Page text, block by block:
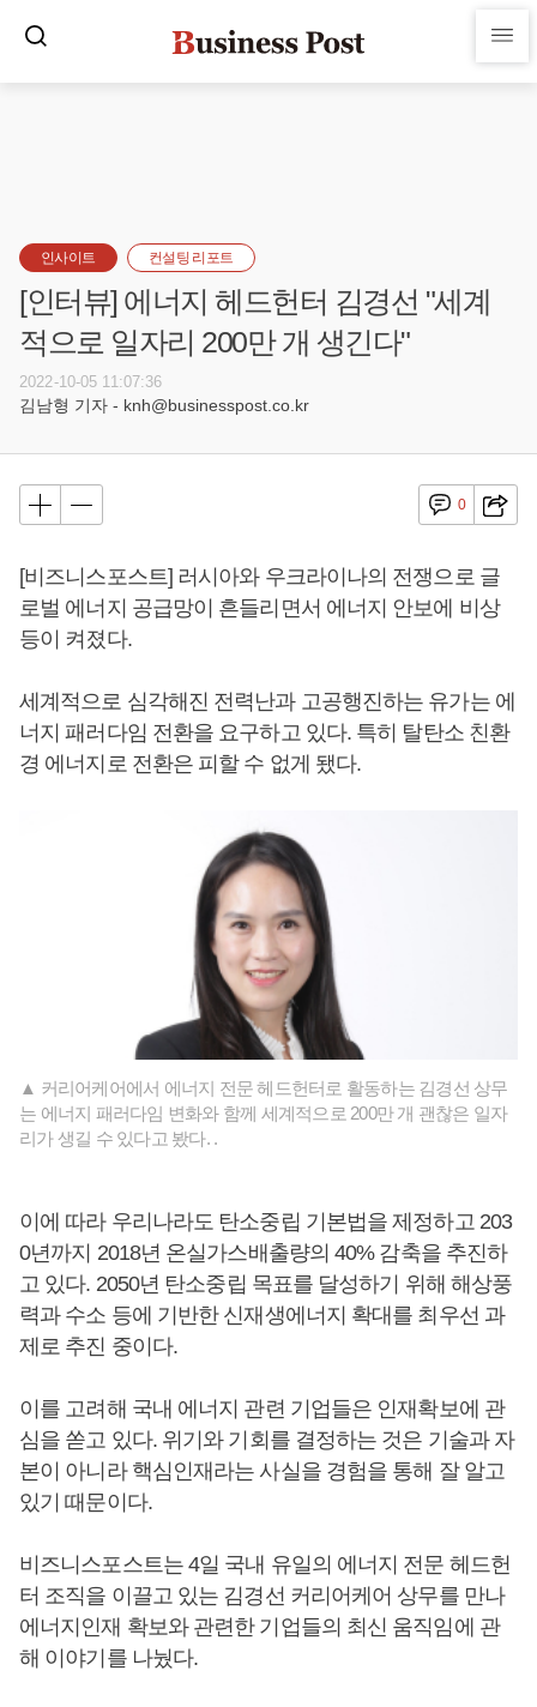
인사이트 컨설팅 리포트
[인터뷰] 에너지 헤드헌터 김경선 "세계
적으로 일자리 200만 개 생긴다"
2022-10-05 11:07:36
김남형 기자 - knh@businesspost.co.kr
0
[비즈니스포스트] 러시아와 우크라이나의 전쟁으로 글
로벌 에너지 공급망이 흔들리면서 에너지 안보에 비상
등이 켜졌다.
세계적으로 심각해진 전력난과 고공행진하는 유가는 에
너지 패러다임 전환을 요구하고 있다. 특히 탈탄소 친환
경 에너지로 전환은 피할 수 없게 됐다.
▲ 커리어케어에서 에너지 전문 헤드헌터로 활동하는 김경선 상무
는 에너지 패러다임 변화와 함께 세계적으로 200만 개 괜찮은 일자
리가 생길 수 있다고 봤다. .
이에 따라 우리나라도 탄소중립 기본법을 제정하고 203
0년까지 2018년 온실가스배출량의 40% 감축을 추진하
고 있다. 2050년 탄소중립 목표를 달성하기 위해 해상풍
력과 수소 등에 기반한 신재생에너지 확대를 최우선 과
제로 추진 중이다.
이를 고려해 국내 에너지 관련 기업들은 인재확보에 관
심을 쏟고 있다. 위기와 기회를 결정하는 것은 기술과 자
본이 아니라 핵심인재라는 사실을 경험을 통해 잘 알고
있기 때문이다.
비즈니스포스트는 4일 국내 유일의 에너지 전문 헤드헌
터 조직을 이끌고 있는 김경선 커리어케어 상무를 만나
에너지인재 확보와 관련한 기업들의 최신 움직임에 관
해 이야기를 나눴다.